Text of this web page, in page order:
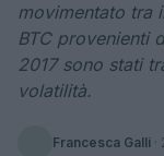
movimentato tra
BTC provenienti
2017 sono stati
volatilità.
Francesca Galli ·